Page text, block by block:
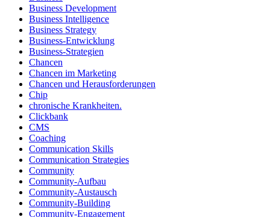
Business Development
Business Intelligence
Business Strategy
Business-Entwicklung
Business-Strategien
Chancen
Chancen im Marketing
Chancen und Herausforderungen
Chip
chronische Krankheiten.
Clickbank
CMS
Coaching
Communication Skills
Communication Strategies
Community
Community-Aufbau
Community-Austausch
Community-Building
Community-Engagement